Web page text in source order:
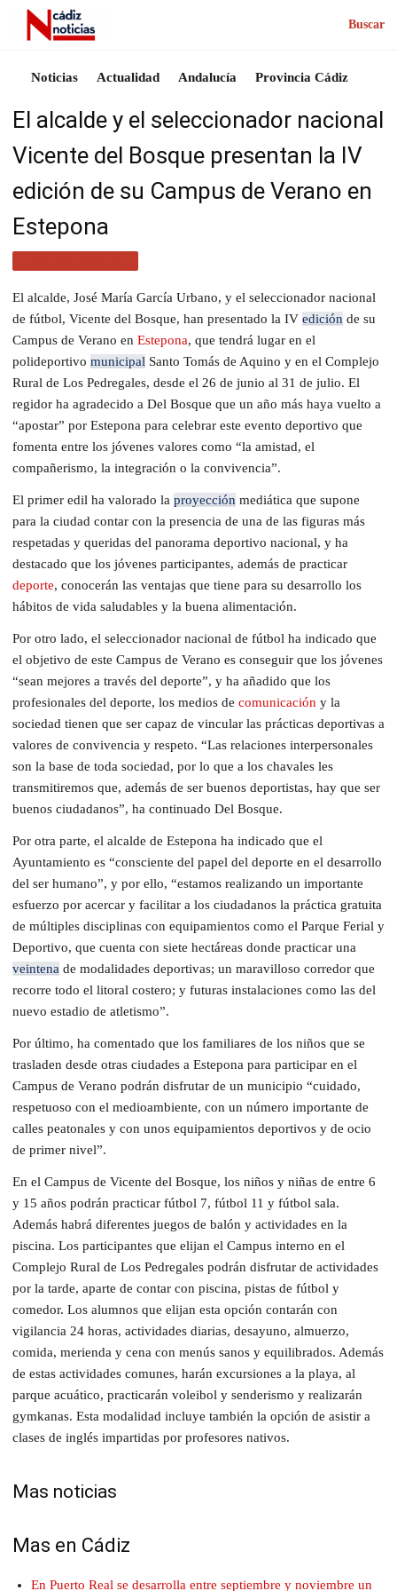
Buscar
Noticias Actualidad Andalucía Provincia Cádiz
El alcalde y el seleccionador nacional
Vicente del Bosque presentan la IV
edición de su Campus de Verano en
Estepona
El alcalde, José María García Urbano, y el seleccionador nacional
de fútbol, Vicente del Bosque, han presentado la IV edición de su
Campus de Verano en Estepona, que tendrá lugar en el
polideportivo municipal Santo Tomás de Aquino y en el Complejo
Rural de Los Pedregales, desde el 26 de junio al 31 de julio. El
regidor ha agradecido a Del Bosque que un año más haya vuelto a
“apostar” por Estepona para celebrar este evento deportivo que
fomenta entre los jóvenes valores como “la amistad, el
compañerismo, la integración o la convivencia”.
El primer edil ha valorado la proyección mediática que supone
para la ciudad contar con la presencia de una de las figuras más
respetadas y queridas del panorama deportivo nacional, y ha
destacado que los jóvenes participantes, además de practicar
deporte, conocerán las ventajas que tiene para su desarrollo los
hábitos de vida saludables y la buena alimentación.
Por otro lado, el seleccionador nacional de fútbol ha indicado que
el objetivo de este Campus de Verano es conseguir que los jóvenes
“sean mejores a través del deporte”, y ha añadido que los
profesionales del deporte, los medios de comunicación y la
sociedad tienen que ser capaz de vincular las prácticas deportivas a
valores de convivencia y respeto. “Las relaciones interpersonales
son la base de toda sociedad, por lo que a los chavales les
transmitiremos que, además de ser buenos deportistas, hay que ser
buenos ciudadanos”, ha continuado Del Bosque.
Por otra parte, el alcalde de Estepona ha indicado que el
Ayuntamiento es “consciente del papel del deporte en el desarrollo
del ser humano”, y por ello, “estamos realizando un importante
esfuerzo por acercar y facilitar a los ciudadanos la práctica gratuita
de múltiples disciplinas con equipamientos como el Parque Ferial y
Deportivo, que cuenta con siete hectáreas donde practicar una
veintena de modalidades deportivas; un maravilloso corredor que
recorre todo el litoral costero; y futuras instalaciones como las del
nuevo estadio de atletismo”.
Por último, ha comentado que los familiares de los niños que se
trasladen desde otras ciudades a Estepona para participar en el
Campus de Verano podrán disfrutar de un municipio “cuidado,
respetuoso con el medioambiente, con un número importante de
calles peatonales y con unos equipamientos deportivos y de ocio
de primer nivel”.
En el Campus de Vicente del Bosque, los niños y niñas de entre 6
y 15 años podrán practicar fútbol 7, fútbol 11 y fútbol sala.
Además habrá diferentes juegos de balón y actividades en la
piscina. Los participantes que elijan el Campus interno en el
Complejo Rural de Los Pedregales podrán disfrutar de actividades
por la tarde, aparte de contar con piscina, pistas de fútbol y
comedor. Los alumnos que elijan esta opción contarán con
vigilancia 24 horas, actividades diarias, desayuno, almuerzo,
comida, merienda y cena con menús sanos y equilibrados. Además
de estas actividades comunes, harán excursiones a la playa, al
parque acuático, practicarán voleibol y senderismo y realizarán
gymkanas. Esta modalidad incluye también la opción de asistir a
clases de inglés impartidas por profesores nativos.
Mas noticias
Mas en Cádiz
En Puerto Real se desarrolla entre septiembre y noviembre un